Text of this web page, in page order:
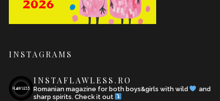
INSTAGRAMS
INSTAFLAWLESS.RO
Romanian magazine for both boys&girls with wild
and
sharp spirits. Check it out